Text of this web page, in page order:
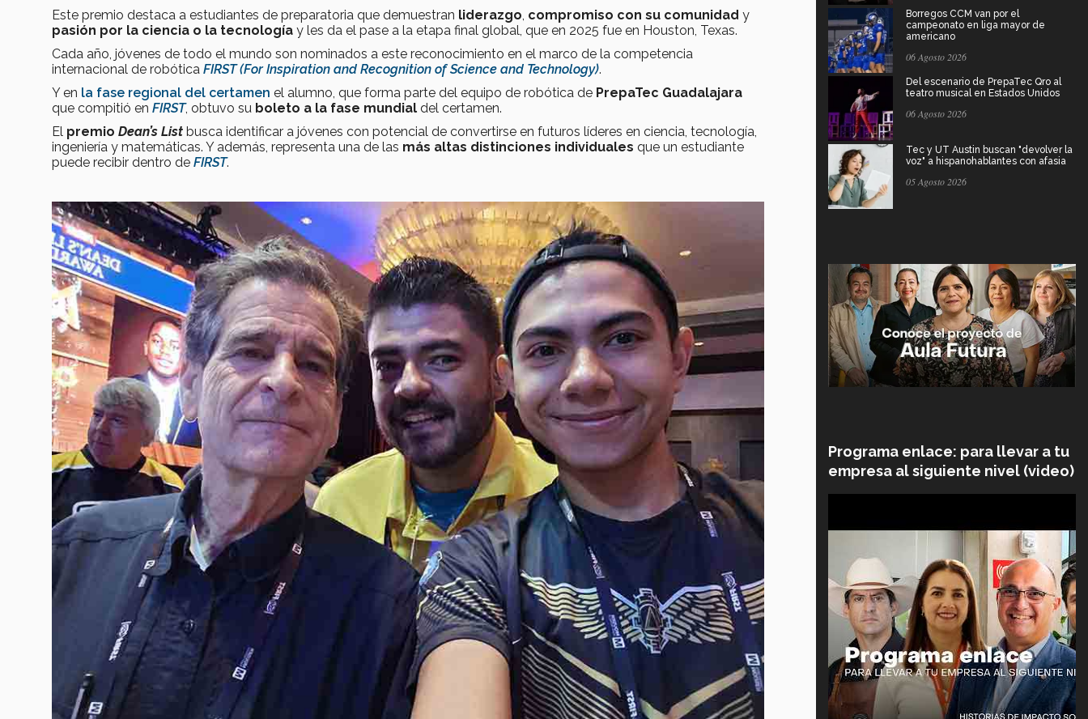
Este premio destaca a estudiantes de preparatoria que demuestran liderazgo compromiso con su comunidad y
pasión por la ciencia o la tecnología y les da el pase a la etapa final global, que en 2025 fue en Houston, Texas.
Cada año, jóvenes de todo el mundo son nominados a este reconocimiento en el marco de la competencia
internacional de robótica FIRST (For Inspiration and Recognition of Science and Technology).
Y en la fase regional del certamen el alumno, que forma parte del equipo de robótica de PrepaTec Guadalajara
que compitió en FIRST, obtuvo su boleto a la fase mundial del certamen.
El premio Dean’s List busca identificar a jóvenes con potencial de convertirse en futuros líderes en ciencia, tecnología,
ingeniería y matemáticas. Y además, representa una de las más altas distinciones individuales que un estudiante
puede recibir dentro de FIRST.
Borregos CCM van por el
campeonato en liga mayor de
americano
06 Agosto 2026
Del escenario de PrepaTec Qro al
teatro musical en Estados Unidos
06 Agosto 2026
Tec y UT Austin buscan "devolver la
voz" a hispanohablantes con afasia
05 Agosto 2026
Programa enlace: para llevar a tu
empresa al siguiente nivel (video)